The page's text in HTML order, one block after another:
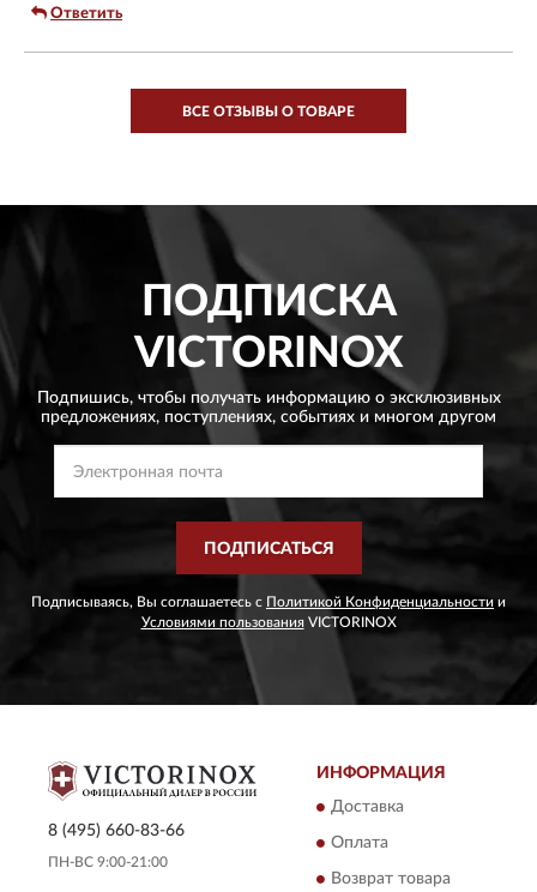
Ответить
ВСЕ ОТЗЫВЫ О ТОВАРЕ
ПОДПИСКА
VICTORINOX
Подпишись, чтобы получать информацию о эксклюзивных
предложениях, поступлениях, событиях и многом другом
ПОДПИСАТЬСЯ
Подписываясь, Вы соглашаетесь с Политикой Конфиденциальности и
Условиями пользованияVICTORINOX
8 (495) 660-83-66
ПН-ВС 9:00-21:00
ИНФОРМАЦИЯ
Доставка
Оплата
Возврат товара